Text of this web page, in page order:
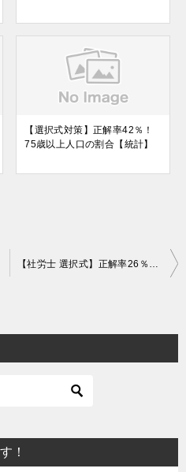
【選択式対策】正解率42％！
75歳以上人口の割合【統計】
！